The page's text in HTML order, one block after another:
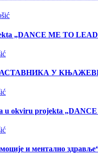
„DANCE ME TO
У
u okviru projekta
и ментално